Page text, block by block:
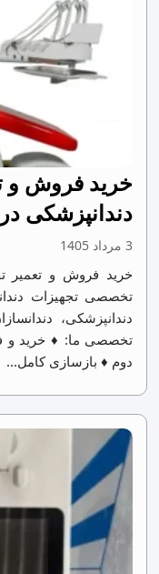
خرید فروش و
دندانپزشکی
3 مرداد 1405
خرید فروش و تعمیر
تخصصی تجهیزات
دندانپزشکی،
تخصصی ما: ♦ خرید و
دوم ♦ بازسازی کامل...